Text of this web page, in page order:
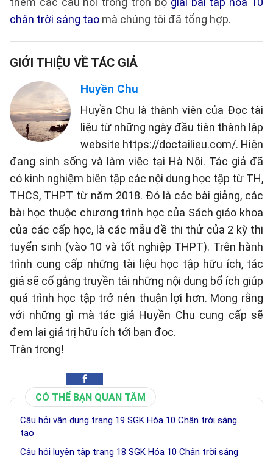
chân trời sáng tạo mà chúng tôi đã tổng hợp.
GIỚI THIỆU VỀ TÁC GIẢ
Huyền Chu
Huyền Chu là thành viên của Đọc tài
liệu từ những ngày đầu tiên thành lập
website https://doctailieu.com/. Hiện
đang sinh sống và làm việc tại Hà Nội. Tác giả đã
có kinh nghiệm biên tập các nội dung học tập từ TH,
THCS, THPT từ năm 2018. Đó là các bài giảng, các
bài học thuộc chương trình học của Sách giáo khoa
của các cấp học, là các mẫu đề thi thử của 2 kỳ thi
tuyển sinh (vào 10 và tốt nghiệp THPT). Trên hành
trình cung cấp những tài liệu học tập hữu ích, tác
giả sẽ cố gắng truyền tải những nội dung bổ ích giúp
quá trình học tập trở nên thuận lợi hơn. Mong rằng
với những gì mà tác giả Huyền Chu cung cấp sẽ
đem lại giá trị hữu ích tới bạn đọc.
Trân trọng!
CÓ THỂ BẠN QUAN TÂM
Câu hỏi vận dụng trang 19 SGK Hóa 10 Chân trời sáng
tạo
Câu hỏi luyện tập trang 18 SGK Hóa 10 Chân trời sáng